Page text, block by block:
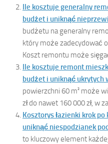
Ile kosztuje generalny
budżet i uniknąć
budżetu na generalny
który może zadecydować
Koszt remontu może
Ile kosztuje remont
budżet i uniknąć ukrytych
powierzchni 60 m² może
zł do nawet 160 000 zł, w
Kosztorys łazienki krok
uniknąć niespodzianek
to kluczowy element